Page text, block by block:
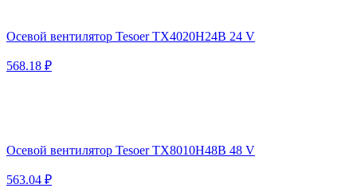
Осевой вентилятор Tesoer TX4020H24B 24 V
568.18 ₽
Осевой вентилятор Tesoer TX8010H48B 48 V
563.04 ₽